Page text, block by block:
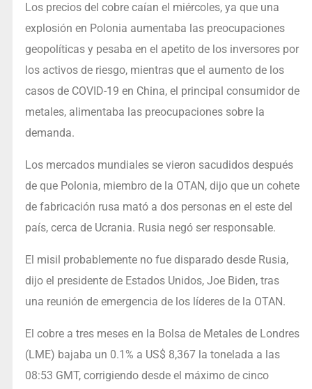
Los precios del cobre caían el miércoles, ya que una
explosión en Polonia aumentaba las preocupaciones
geopolíticas y pesaba en el apetito de los inversores por
los activos de riesgo, mientras que el aumento de los
casos de COVID-19 en China, el principal consumidor de
metales, alimentaba las preocupaciones sobre la
demanda.
Los mercados mundiales se vieron sacudidos después
de que Polonia, miembro de la OTAN, dijo que un cohete
de fabricación rusa mató a dos personas en el este del
país, cerca de Ucrania. Rusia negó ser responsable.
El misil probablemente no fue disparado desde Rusia,
dijo el presidente de Estados Unidos, Joe Biden, tras
una reunión de emergencia de los líderes de la OTAN.
El cobre a tres meses en la Bolsa de Metales de Londres
(LME) bajaba un 0.1% a US$ 8,367 la tonelada a las
08:53 GMT, corrigiendo desde el máximo de cinco